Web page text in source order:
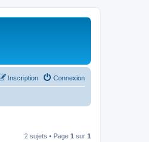
Connexion
Inscription
2 sujets • Page 1 sur 1